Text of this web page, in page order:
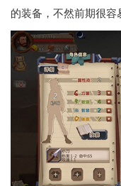
的装备，不然前期很容